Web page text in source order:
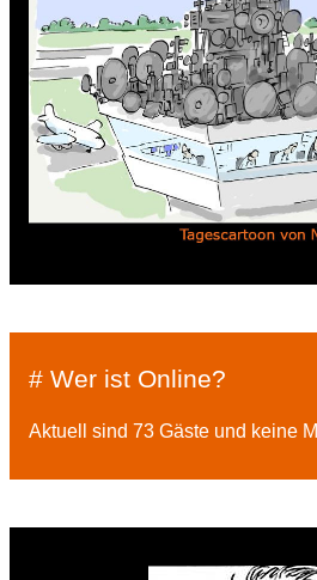
# Wer ist Online?
Aktuell sind 73 Gäste und keine